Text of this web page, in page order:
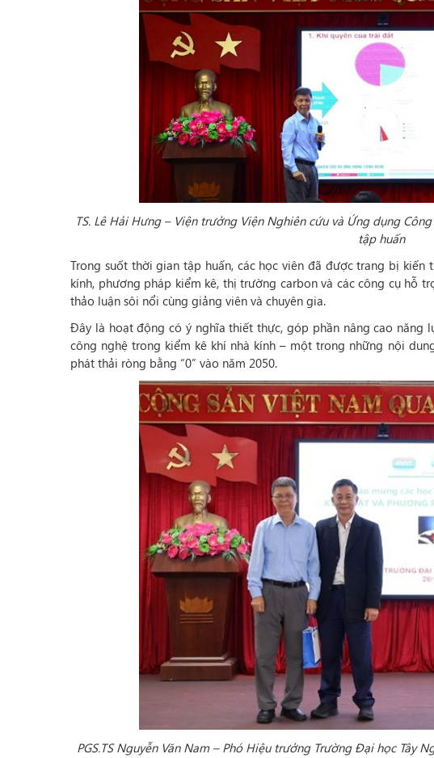
TS. Lê Hải Hưng – Viện trưởng Viện Nghiên cứu và Ứng dụng
tập huấn
Trong suốt thời gian tập huấn, các học viên đã được trang bị kiến
kính, phương pháp kiểm kê, thị trường carbon và các công cụ hỗ
thảo luận sôi nổi cùng giảng viên và chuyên gia.
Đây là hoạt động có ý nghĩa thiết thực, góp phần nâng cao năng
công nghệ trong kiểm kê khí nhà kính – một trong những nội
phát thải ròng bằng “0” vào năm 2050.
PGS.TS Nguyễn Văn Nam – Phó Hiệu trưởng Trường Đại học Tây